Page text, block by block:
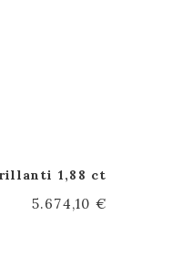
1,88 ct
5.674,10 €